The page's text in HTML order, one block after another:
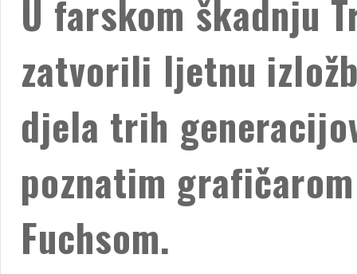
U farskom škadnju
zatvorili ljetnu
djela trih
poznatim
Fuchsom.